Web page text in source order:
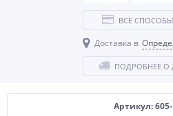
Артикул: 605-
ВСЕ
Доставка в
ПОДРОБНЕЕ О